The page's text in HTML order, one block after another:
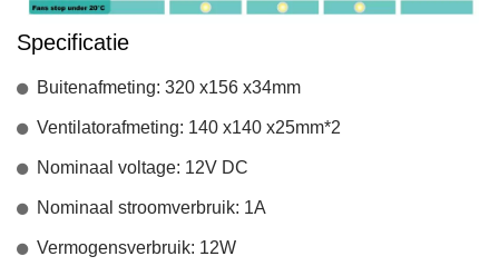
Specificatie
Buitenafmeting: 320 x156 x34mm
Ventilatorafmeting: 140 x140 x25mm*2
Nominaal voltage: 12V DC
Nominaal stroomverbruik: 1A
Vermogensverbruik: 12W